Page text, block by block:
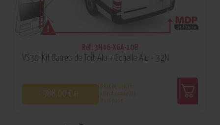
Réf: 3M46-XGA-108
VS30-Kit Barres de Toit Alu + Echelle Alu - 32N
988,00 € HT
PRIX DE VENTE
client conseillé
Hors pose